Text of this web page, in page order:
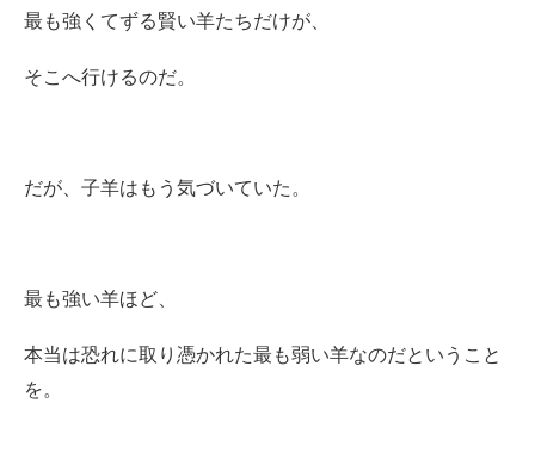
最も強くてずる賢い羊たちだけが、
そこへ行けるのだ。
だが、子羊はもう気づいていた。
最も強い羊ほど、
本当は恐れに取り憑かれた最も弱い羊なのだということ
を。